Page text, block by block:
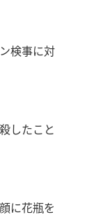
検事に対
したこと
に花瓶を